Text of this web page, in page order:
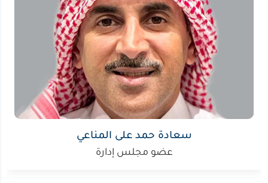
سعادة حمد على المناعي
عضو مجلس إدارة